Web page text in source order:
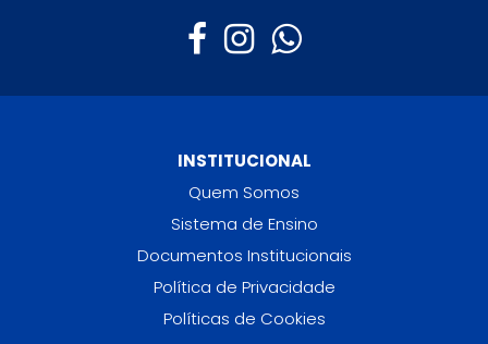
INSTITUCIONAL
Quem Somos
Sistema de Ensino
Documentos Institucionais
Política de Privacidade
Políticas de Cookies